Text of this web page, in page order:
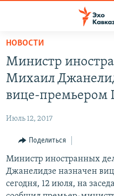
Вернуться
основному
содержанию
главной
Вернутся
поиску
ВЕСЬ КАВКАЗ
СЕВЕРНЫЙ КАВКАЗ
АРМЕНИЯ
АЗЕРБАЙДЖАН
ТЕМЫ
ПОЛИТИКА
ЭКОНОМИКА
РУБРИКИ
НЕКРУГЛЫЙ СТОЛ
МУЛЬТИМЕДИА
НОВОСТИ
Министр
Михаил
вице-премьером
Июль 12, 2017
Поделиться
Министр иностранных
Джанелидзе назначен
сегодня, 12 июля, на